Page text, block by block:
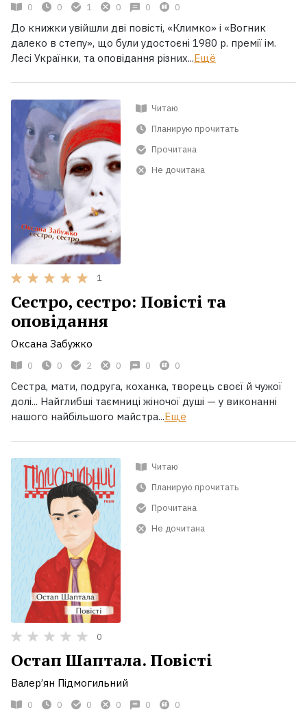
0 0 1 0 0 0
До книжки увійшли дві повісті, «Климко» і «Вогник
далеко в степу», що були удостоєні 1980 р. премії ім.
Лесі Українки, та оповідання різних...Ещё
Читаю
Планирую прочитать
Прочитана
Не дочитана
1
Сестро, сестро: Повісті та
оповідання
Оксана Забужко
0 0 2 0 0 0
Сестра, мати, подруга, коханка, творець своєї й чужої
долі... Найглибші таємниці жіночої душі — у виконанні
нашого найбільшого майстра...Ещё
Читаю
Планирую прочитать
Прочитана
Не дочитана
0
Остап Шаптала. Повісті
Валер’ян Підмогильний
0 0 0 0 0 0